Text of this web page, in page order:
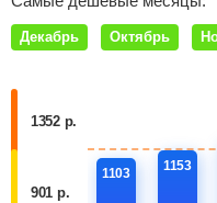
Декабрь Октябрь
1352 р.
901 р.
1103
1153